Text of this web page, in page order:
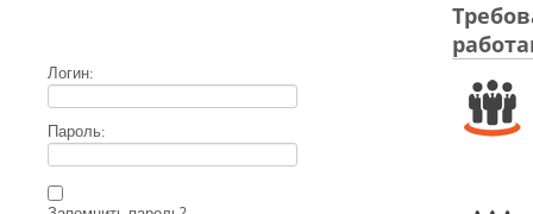
Дистанционное обучение в АНО ДПО «СТА»
Логин:
Пароль: